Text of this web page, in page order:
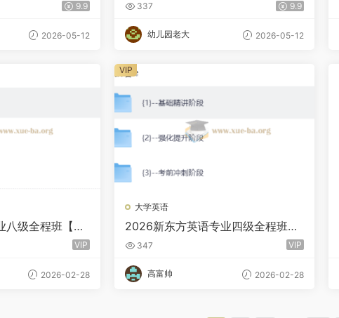
9.9
2026-05-12
337 9.9
幼儿园老大 2026-05-12
级全程班【直
VIP
2026-02-28
大学英语
2026新东方英语专业四级全程班
【直播 + 录播】
347 VIP
高富帅 2026-02-28
VIP